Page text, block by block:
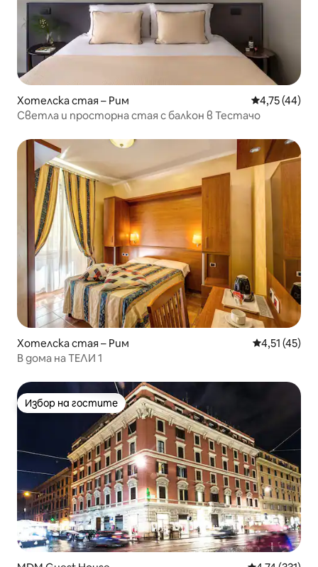
Хотелска стая – Рим Средна
4,75 (44)
Светла и просторна стая с балкон в Тестачо
Хотелска стая – Рим Средна
4,51 (45)
В дома на ТЕЛИ 1
Избор на гостите
Избор на гостите